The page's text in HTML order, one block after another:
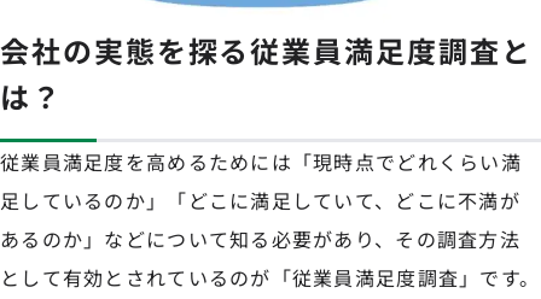
会社の実態を探る従業員満足度調査と
は？
従業員満足度を高めるためには「現時点でどれくらい満
足しているのか」「どこに満足していて、どこに不満が
あるのか」などについて知る必要があり、その調査方法
として有効とされているのが「従業員満足度調査」です。